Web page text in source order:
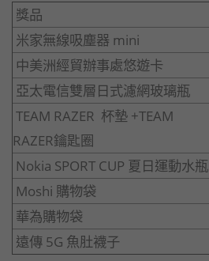
獎品
米家無線吸塵器 mini
中美洲經貿辦事處悠遊卡
亞太電信雙層日式濾網玻璃瓶
TEAM RAZER 杯墊 +TEAM
RAZER鑰匙圈
Nokia SPORT CUP 夏日運動水瓶
Moshi 購物袋
華為購物袋
遠傳 5G 魚肚襪子